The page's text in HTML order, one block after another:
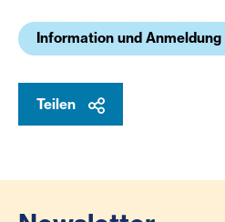
Information und
Teilen